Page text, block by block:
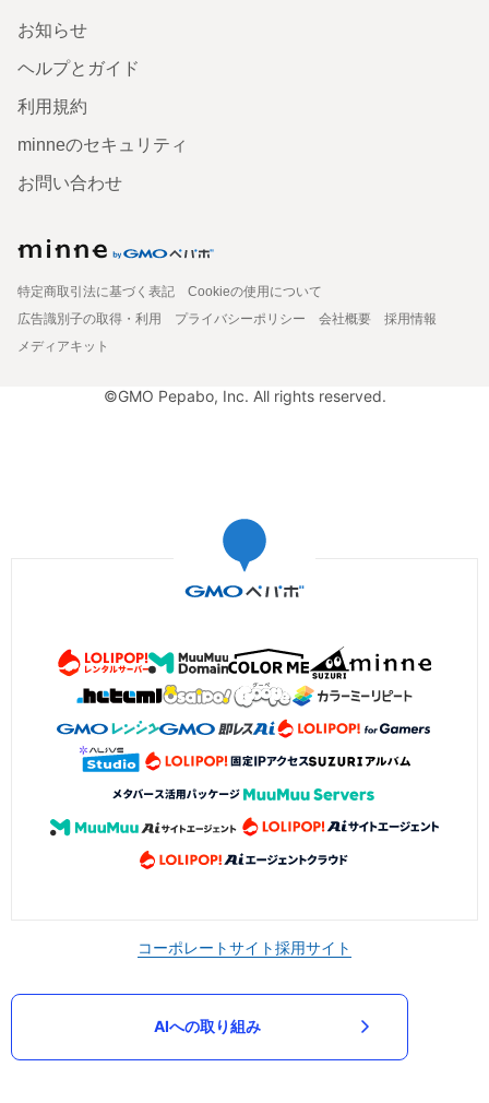
お知らせ
ヘルプとガイド
利用規約
minneのセキュリティ
お問い合わせ
特定商取引法に基づく表記
Cookieの使用について
広告識別子の取得・利用
プライバシーポリシー 会社概要
採用情報
メディアキット
©GMO Pepabo, Inc. All rights reserved.
コーポレートサイト採用サイト
AIへの取り組み